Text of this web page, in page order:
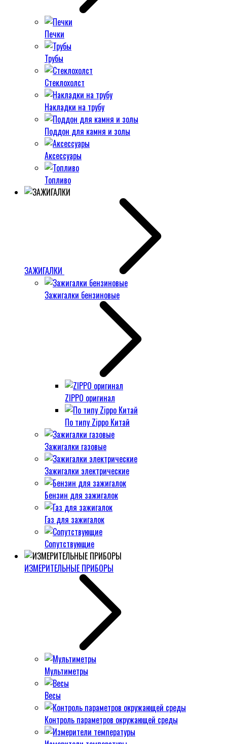
Печки
Трубы
Стеклохолст
Накладки на трубу
Поддон для камня и золы
Аксессуары
Топливо
ЗАЖИГАЛКИ
Зажигалки бензиновые
ZIPPO оригинал
По типу Zippo Китай
Зажигалки газовые
Зажигалки электрические
Бензин для зажигалок
Газ для зажигалок
Сопутствующие
ИЗМЕРИТЕЛЬНЫЕ ПРИБОРЫ
Мультиметры
Весы
Контроль параметров окружающей среды